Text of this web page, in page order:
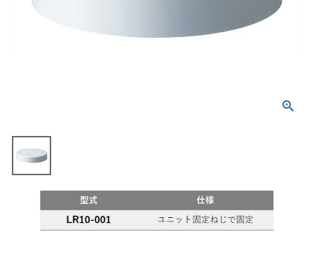
光音一体型
LED照明